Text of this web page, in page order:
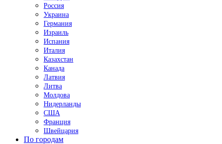
Россия
Украина
Германия
Израиль
Испания
Италия
Казахстан
Канада
Латвия
Литва
Молдова
Нидерланды
США
Франция
Швейцария
По городам